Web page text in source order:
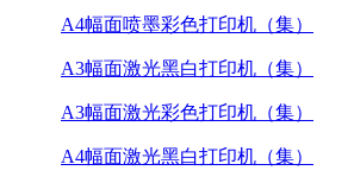
A4幅面喷墨彩色打印机（集）
A3幅面激光黑白打印机（集）
A3幅面激光彩色打印机（集）
A4幅面激光黑白打印机（集）